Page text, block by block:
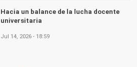
Hacia un balance de la lucha docente
universitaria
Jul 14, 2026 - 18:59